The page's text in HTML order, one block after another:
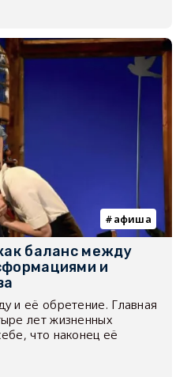
афиша
баланс между
и
и её обретение. Главная
лет жизненных
что наконец её